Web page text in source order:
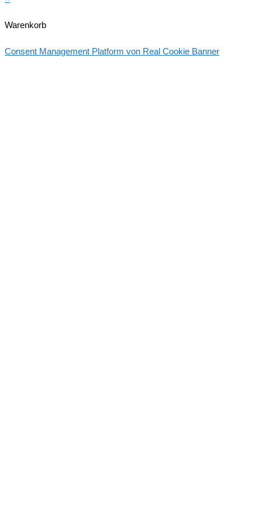
Warenkorb
Consent Management Platform von Real Cookie Banner